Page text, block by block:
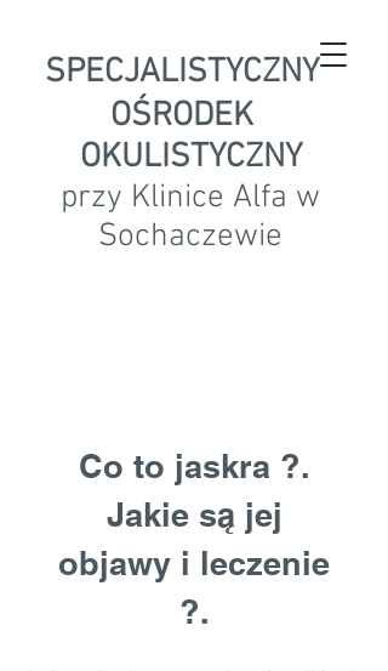
SPECJALISTYCZNY
OŚRODEK
OKULISTYCZNY
przy Klinice Alfa w
Sochaczewie
Co to jaskra ?.
Jakie są jej
objawy i leczenie
?.